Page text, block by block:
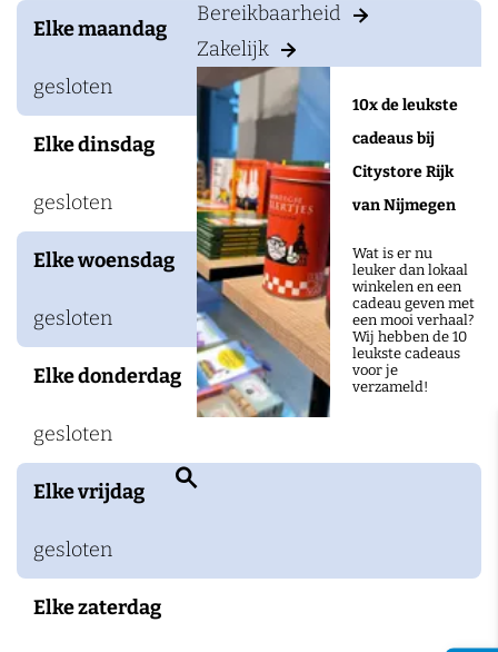
Bereikbaarheid
Zakelijk
10x de leukste
cadeaus bij
Citystore Rijk
van Nijmegen
Wat is er nu
leuker dan lokaal
winkelen en een
cadeau geven met
een mooi verhaal?
Wij hebben de 10
leukste cadeaus
voor je
verzameld!
k
e
a
t
x
Elke maandag
gesloten
Elke dinsdag
gesloten
Elke woensdag
gesloten
Elke donderdag
gesloten
Elke vrijdag
gesloten
Elke zaterdag